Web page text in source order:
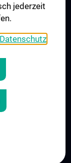
jederzeit
Datenschutz